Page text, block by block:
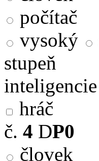
počítač
vysoký
stupeň
inteligencie
hráč
č. 4 DP0
človek